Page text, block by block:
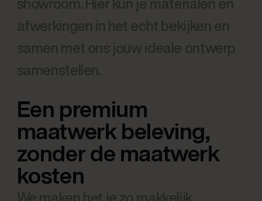
showroom. Hier kun je materialen en
afwerkingen in het echt bekijken en
samen met ons jouw ideale ontwerp
samenstellen.
Een premium
maatwerk beleving,
zonder de maatwerk
kosten
We maken het je zo makkelijk